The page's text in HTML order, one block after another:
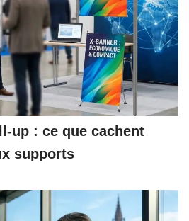
up : ce que cachent
supports